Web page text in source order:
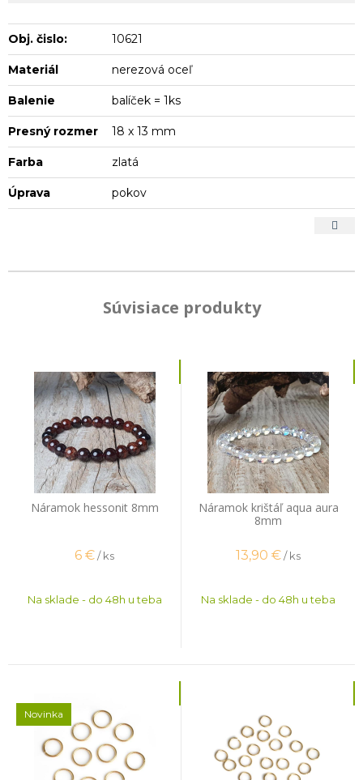
Obj. čislo: 10621
Materiál nerezová oceľ
Balenie balíček = 1ks
Presný rozmer 18 x 13 mm
Farba zlatá
Úprava pokov
Súvisiace produkty
Náramok hessonit 8mm
6 €/ ks
Na sklade - do 48h u teba
Náramok krištáľ aqua aura
8mm
13,90 €/ ks
Na sklade - do 48h u teba
Novinka